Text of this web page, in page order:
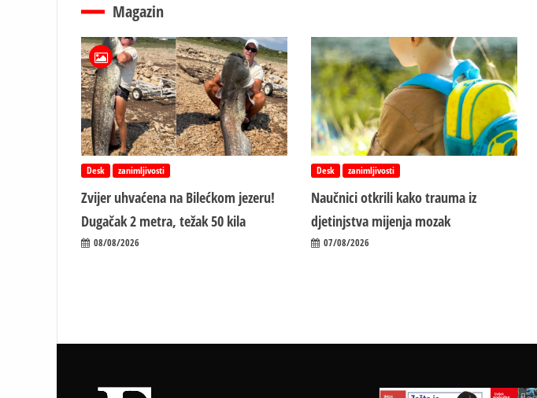
Magazin
Desk zanimljivosti
Zvijer uhvaćena na Bilećkom jezeru!
Dugačak 2 metra, težak 50 kila
08/08/2026
Desk zanimljivosti
Naučnici otkrili kako trauma iz
d‌jetinjstva mijenja mozak
07/08/2026